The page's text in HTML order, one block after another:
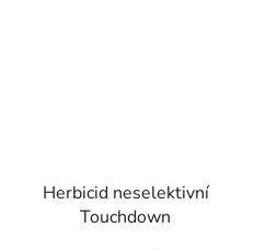
Herbicid neselektivní
Touchdown